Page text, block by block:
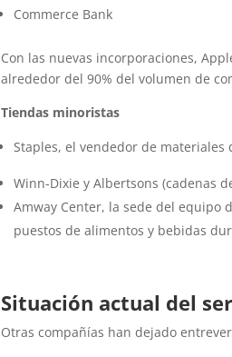
Commerce Bank
Con las nuevas incorporaciones,
alrededor del 90% del volumen de
Tiendas minoristas
Staples, el vendedor de materiales
Winn-Dixie y Albertsons (cadenas
Amway Center, la sede del equipo
puestos de alimentos y bebidas
Situación actual del
Otras compañías han dejado